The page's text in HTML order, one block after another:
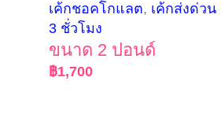
เค้กชอคโกแลต, เค้กส่งด่วน
3 ชั่วโมง
ขนาด 2 ปอนด์
฿1,700